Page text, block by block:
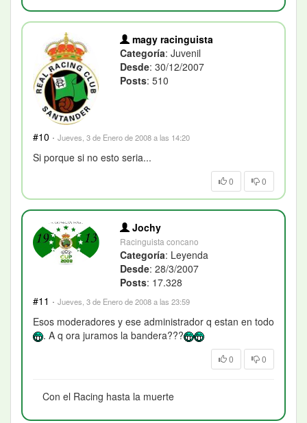
magy racinguista
Categoría: Juvenil
Desde: 30/12/2007
Posts: 510
#10 · Jueves, 3 de Enero de 2008 a las 14:20
Si porque si no esto seria...
0 0
Jochy
Racinguista concano
Categoría: Leyenda
Desde: 28/3/2007
Posts: 17.328
#11 · Jueves, 3 de Enero de 2008 a las 23:59
Esos moderadores y ese administrador q estan en todo
. A q ora juramos la bandera???
0 0
Con el Racing hasta la muerte